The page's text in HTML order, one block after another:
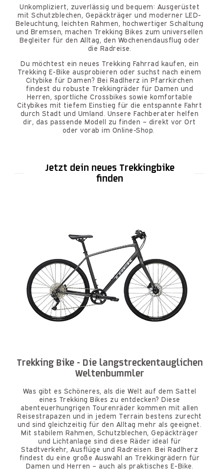
Unkompliziert, zuverlässig und bequem: Ausgerüstet
mit Schutzblechen, Gepäckträger und moderner LED-
Beleuchtung, leichten Rahmen, hochwertiger Schaltung
und Bremsen, machen Trekking Bikes zum universellen
Begleiter für den Alltag, den Wochenendausflug oder
die Radreise.
Du möchtest ein neues Trekking Fahrrad kaufen, ein
Trekking E-Bike ausprobieren oder suchst nach einem
Citybike für Damen? Bei Radlherz in Pfarrkirchen
findest du robuste Trekkingräder für Damen und
Herren, sportliche Crossbikes sowie komfortable
Citybikes mit tiefem Einstieg für die entspannte Fahrt
durch Stadt und Umland. Unsere Fachberater helfen
dir, das passende Modell zu finden – direkt vor Ort
oder vorab im Online-Shop.
Jetzt dein neues Trekkingbike
finden
Trekking Bike - Die langstreckentauglichen
Weltenbummler
Was gibt es Schöneres, als die Welt auf dem Sattel
eines Trekking Bikes zu entdecken? Diese
abenteuerhungrigen Tourenräder kommen mit allen
Reisestrapazen und in jedem Terrain bestens zurecht
und sind gleichzeitig für den Alltag mehr als geeignet.
Mit stabilem Rahmen, Schutzblechen, Gepäckträger
und Lichtanlage sind diese Räder ideal für
Stadtverkehr, Ausflüge und Radreisen. Bei Radlherz
findest du eine große Auswahl an Trekkingrädern für
Damen und Herren – auch als praktisches E-Bike.